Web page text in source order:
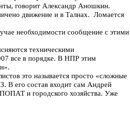
говорит Александр Аношкин.
движение и в Талнах. Ломается
необходимости сообщение с этими
техническими
все в порядке. В НПР этим
это называется просто «сложные
В его состав входит сам Андрей
и городского хозяйства. Уже